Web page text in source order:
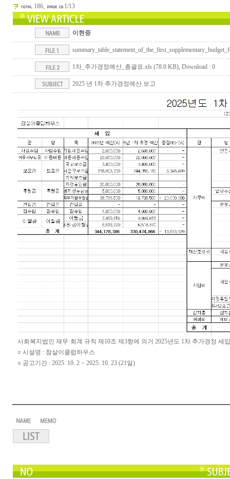
186, 1/13
이현중
1차_추가경정예산_총괄표.xls (78.0 KB), Download : 0
2025 년 1차 추가경정예산 보고
사회복지법인 재무·회계 규칙 제10조 제3항에 의거 2025년도 1차 추가경정 세
○ 시설명 : 참살이클럽하우스
○ 공고기간 : 2025. 10. 2 ~ 2025. 10. 23 (21일)